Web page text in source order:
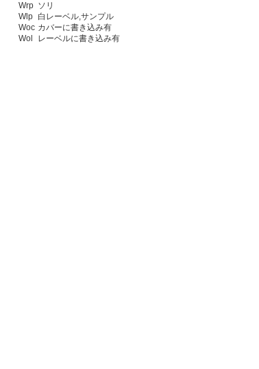
Wrp ソリ
Wlp 白レーベル,サンプル
Woc カバーに書き込み有
Wol
レーベルに書き込み有